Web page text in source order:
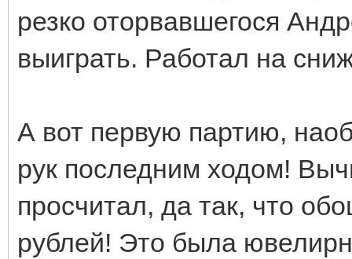
резко оторвавшегося
выиграть. Работал на
А вот первую партию,
рук последним ходом!
просчитал, да так, что
рублей! Это была